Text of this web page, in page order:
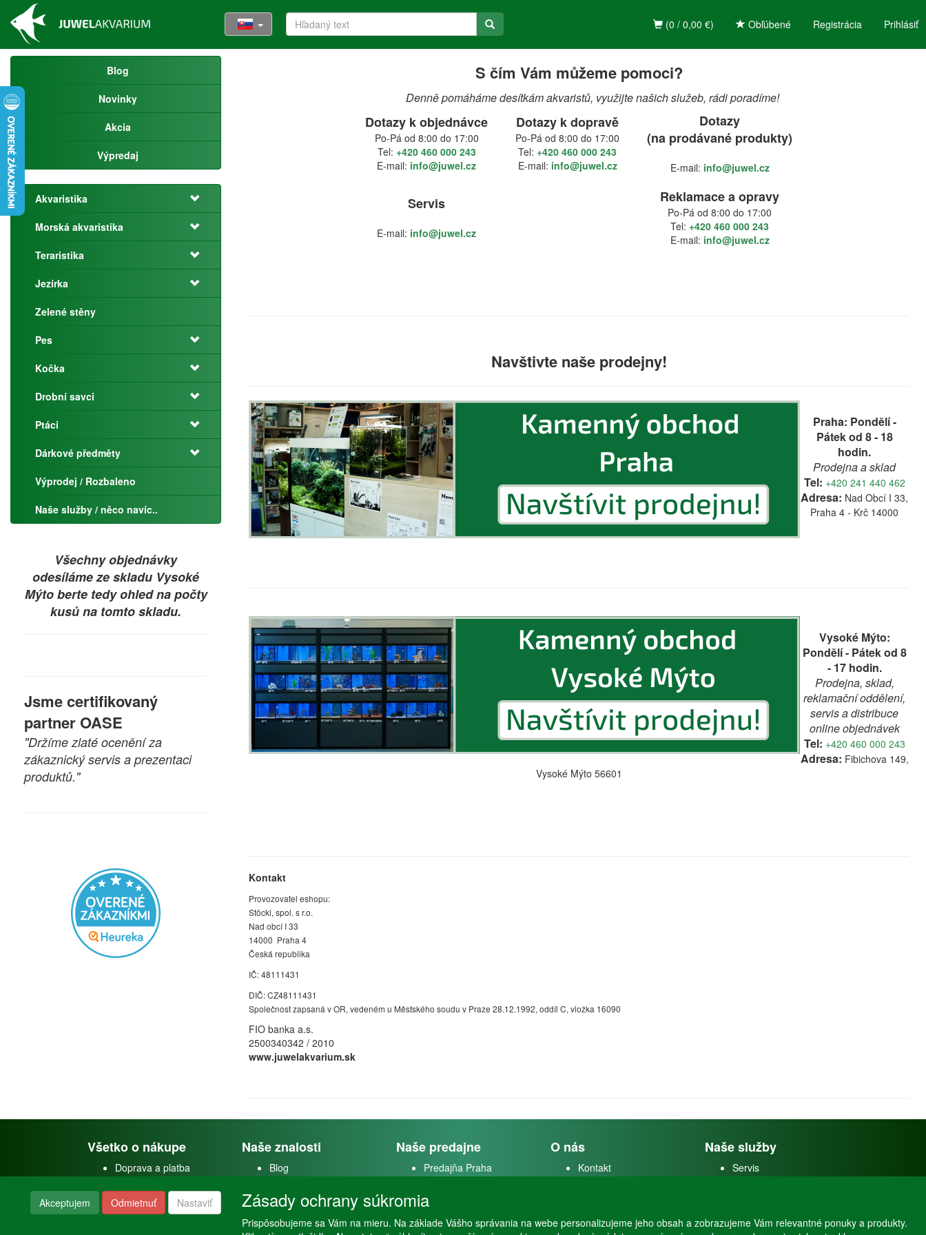
Registrácia Prihlásiť
(0 / 0,00 €) Obľúbené
Blog
Novinky
Akcia
Výpredaj
Akvaristika
Morská akvaristika
Teraristika
Jezírka
Zelené stěny
Pes
Kočka
Drobní savci
Ptáci
Dárkové předměty
Výprodej / Rozbaleno
Naše služby / něco navíc..
Všechny objednávky
odesíláme ze skladu Vysoké
Mýto berte tedy ohled na počty
kusů na tomto skladu.
Jsme certifikovaný
partner OASE
"Držíme zlaté ocenění za
zákaznický servis a prezentaci
produktů."
S čím Vám můžeme pomoci?
Denně pomáháme desítkám akvaristů, využijte našich služeb, rádi poradíme!
Dotazy k objednávce
Po-Pá od 8:00 do 17:00
Tel: +420 460 000 243
E-mail: info@juwel.cz
Dotazy k dopravě
Po-Pá od 8:00 do 17:00
Tel: +420 460 000 243
E-mail: info@juwel.cz
Dotazy
(na prodávané produkty)
E-mail: info@juwel.cz
Servis
E-mail: info@juwel.cz
Reklamace a opravy
Po-Pá od 8:00 do 17:00
Tel: +420 460 000 243
E-mail: info@juwel.cz
Navštivte naše prodejny!
Praha: Pondělí -
Pátek od 8 - 18
hodin.
Prodejna a sklad
Tel: +420 241 440 462
Adresa: Nad Obcí I 33,
Praha 4 - Krč 14000
Vysoké Mýto:
Pondělí - Pátek od 8
- 17 hodin.
Prodejna, sklad,
reklamační oddělení,
servis a distribuce
online objednávek
Tel: +420 460 000 243
Adresa: Fibichova 149,
Vysoké Mýto 56601
Kontakt
Provozovatel eshopu:
Stöckl, spol. s r.o.
Nad obcí I 33
14000 Praha 4
Česká republika
IČ: 48111431
DIČ: CZ48111431
Společnost zapsaná v OR, vedeném u Městského soudu v Praze 28.12.1992, oddíl C, vložka 16090
FIO banka a.s.
2500340342 / 2010
www.juwelakvarium.sk
Všetko o nákupe
Doprava a platba
Obchodné podmienky
Reklamačný poriadok
Naše znalosti
Blog
Youtube
Instagram
Poradenstvo
Naše predajne
Predajňa Praha
O nás
Kontakt
Naše služby
Servis
Akceptujem Odmietnuť Nastaviť Zásady ochrany súkromia
Prispôsobujeme sa Vám na mieru. Na základe Vášho správania na webe personalizujeme jeho obsah a zobrazujeme Vám relevantné ponuky a produkty.